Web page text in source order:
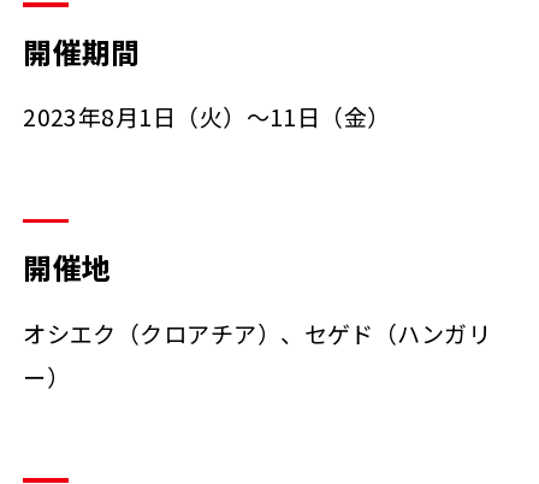
開催期間
2023年8月1日（火）～11日（金）
開催地
オシエク（クロアチア）、セゲド（ハンガリ
ー）